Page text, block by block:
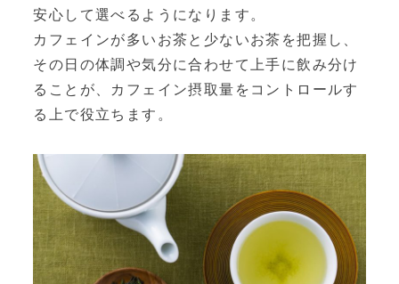
安心して選べるようになります。
カフェインが多いお茶と少ないお茶を把握し、
その日の体調や気分に合わせて上手に飲み分け
ることが、カフェイン摂取量をコントロールす
る上で役立ちます。